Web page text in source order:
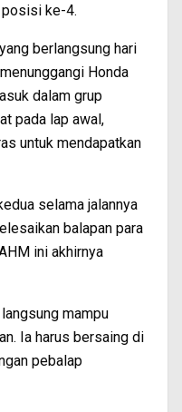
ke-4.
berlangsung hari
Honda
dalam grup
pada lap awal,
untuk mendapatkan
selama jalannya
balapan para
ini akhirnya
mampu
Ia harus bersaing di
pebalap